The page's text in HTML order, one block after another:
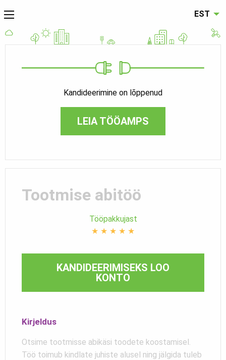
EST
Kandideerimine on lõppenud
LEIA TÖÖAMPS
Tootmise abitöö
Tööpakkujast
★ ★ ★ ★ ★
KANDIDEERIMISEKS LOO
KONTO
Kirjeldus
Otsime tootmisse abikäsi toodete koostamisel.
Töö toimub kindlate juhiste alusel ning jälgida tuleb